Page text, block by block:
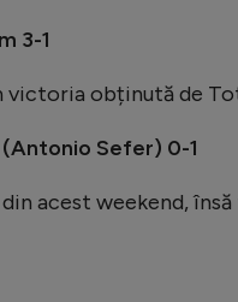
3-1
victoria obținută de
(Antonio Sefer) 0-1
acest weekend, însă